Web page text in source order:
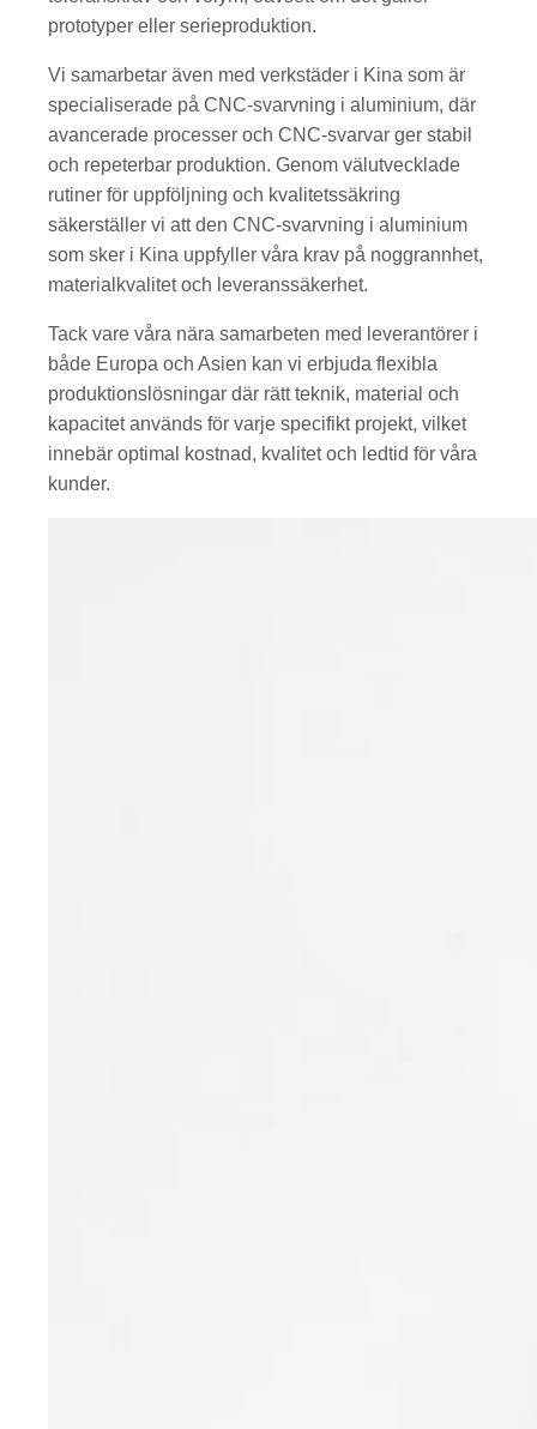
prototyper eller serieproduktion.
Vi samarbetar även med verkstäder i Kina som är
specialiserade på CNC-svarvning i aluminium, där
avancerade processer och CNC-svarvar ger stabil
och repeterbar produktion. Genom välutvecklade
rutiner för uppföljning och kvalitetssäkring
säkerställer vi att den CNC-svarvning i aluminium
som sker i Kina uppfyller våra krav på noggrannhet,
materialkvalitet och leveranssäkerhet.
Tack vare våra nära samarbeten med leverantörer i
både Europa och Asien kan vi erbjuda flexibla
produktionslösningar där rätt teknik, material och
kapacitet används för varje specifikt projekt, vilket
innebär optimal kostnad, kvalitet och ledtid för våra
kunder.